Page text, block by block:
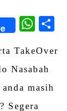
TakeOver
Nasabah
masih
Segera